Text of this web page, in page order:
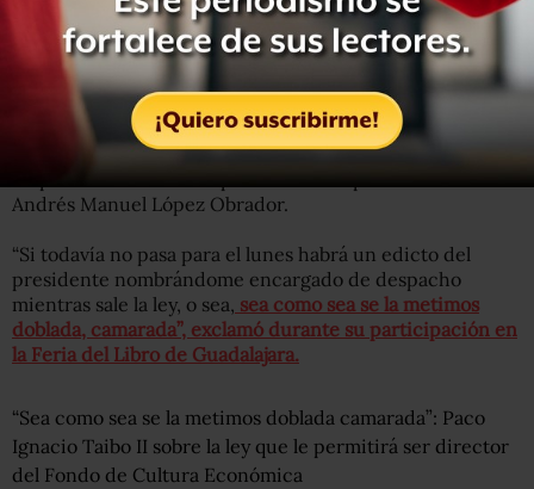
Taibo II dice que buscará reducir el precio de libros para
que lleguen a cada comunidad del país
En noviembre pasado, antes de que asumiera el poder el
nuevo gobierno, Taibo dijo que asumiría la
responsabilidad del despacho del FCE por decreto de
Andrés Manuel López Obrador.
“Si todavía no pasa para el lunes habrá un edicto del
presidente nombrándome encargado de despacho
mientras sale la ley, o sea, sea como sea se la metimos
doblada, camarada”, exclamó durante su participación en
la Feria del Libro de Guadalajara.
“Sea como sea se la metimos doblada camarada”: Paco
Ignacio Taibo II sobre la ley que le permitirá ser director
del Fondo de Cultura Económica